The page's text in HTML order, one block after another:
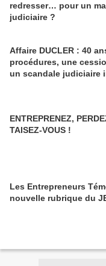
redresser… pour un
judiciaire ?
Affaire DUCLER : 40
procédures, une
un scandale judiciaire
ENTREPRENEZ,
TAISEZ-VOUS !
Les Entrepreneurs
nouvelle rubrique du